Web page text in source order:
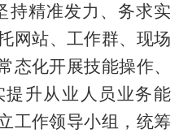
持精准发力、务求实
网站、工作群、现场
态化开展技能操作、
升从业人员业务能
工作领导小组 ，统筹